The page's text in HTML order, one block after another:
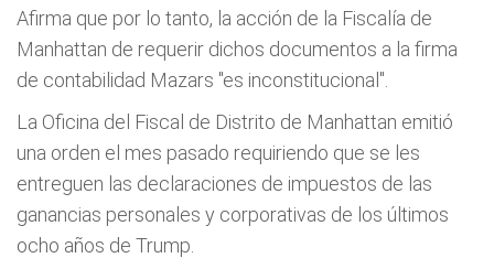
Afirma que por lo tanto, la acción de la Fiscalía de
Manhattan de requerir dichos documentos a la firma
de contabilidad Mazars "es inconstitucional".
La Oficina del Fiscal de Distrito de Manhattan emitió
una orden el mes pasado requiriendo que se les
entreguen las declaraciones de impuestos de las
ganancias personales y corporativas de los últimos
ocho años de Trump.